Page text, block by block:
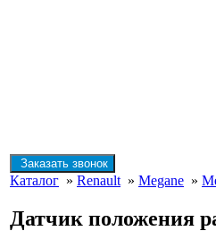
Заказать звонок
Каталог » Renault » Megane »
Датчик положения